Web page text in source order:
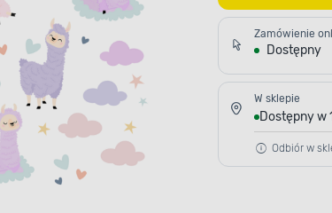
Zamówienie
Dostępny
W sklepie
Dostępny w
Odbiór w